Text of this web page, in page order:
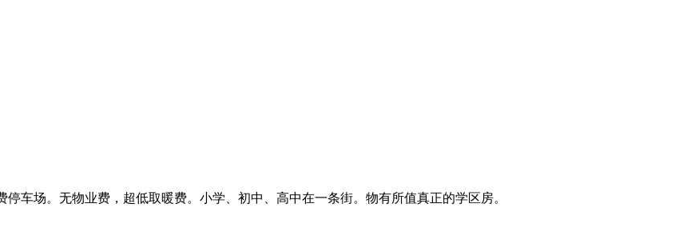
车场。无物业费，超低取暖费。小学、初中、高中在一条街。物有所值真正的学区房。